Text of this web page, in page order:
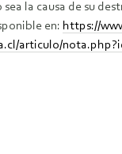
sea la causa de su
en: https://
articulo/